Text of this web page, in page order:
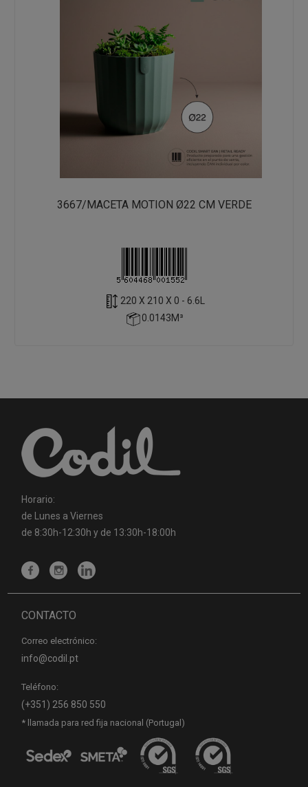
3667/MACETA MOTION Ø22 CM VERDE
220 X 210 X 0 - 6.6L
0.0143M³
Horario:
de Lunes a Viernes
de 8:30h-12:30h y de 13:30h-18:00h
CONTACTO
Correo electrónico:
info@codil.pt
Teléfono:
(+351) 256 850 550
* llamada para red fija nacional (Portugal)